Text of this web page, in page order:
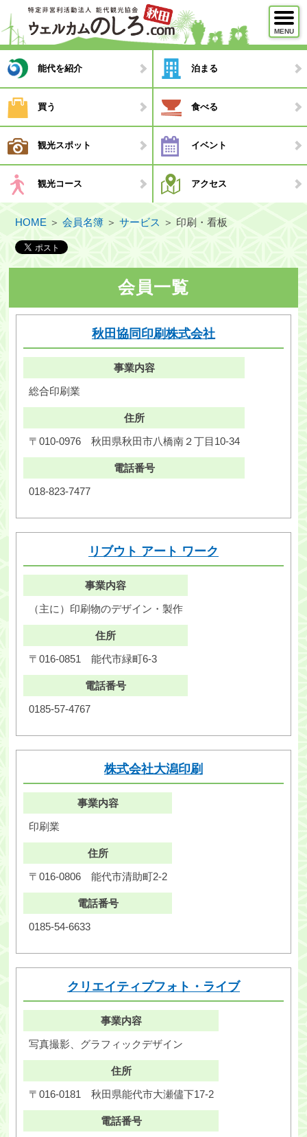
MENU
メニュー
泊まる
買う
食べる
観光スポット
イベント
・モデルコース
・観光ガイド
・ツアー
アクセス
能代観光協会について
会員一覧
旅行のお申し込み
能代を紹介 泊まる
買う 食べる
観光スポット イベント
観光コース アクセス
HOME ＞会員名簿 ＞サービス ＞ 印刷・看板
会員一覧
秋田協同印刷株式会社
事業内容
総合印刷業
住所
〒010-0976 秋田県秋田市八橋南２丁目10-34
電話番号
018-823-7477
リブウト アート ワーク
事業内容
（主に）印刷物のデザイン・製作
住所
〒016-0851 能代市緑町6-3
電話番号
0185-57-4767
株式会社大潟印刷
事業内容
印刷業
住所
〒016-0806 能代市清助町2-2
電話番号
0185-54-6633
クリエイティブフォト・ライブ
事業内容
写真撮影、グラフィックデザイン
住所
〒016-0181 秋田県能代市大瀬儘下17-2
電話番号